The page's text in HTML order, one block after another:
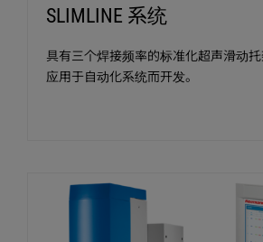
SLIMLINE 系统
具有三个焊接频率的标准化超声滑动
应用于自动化系统而开发。